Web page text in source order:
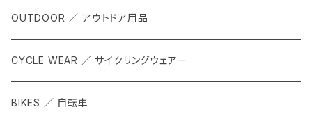
OUTDOOR ／ アウトドア用品
CYCLE WEAR ／ サイクリングウェアー
BIKES ／ 自転車